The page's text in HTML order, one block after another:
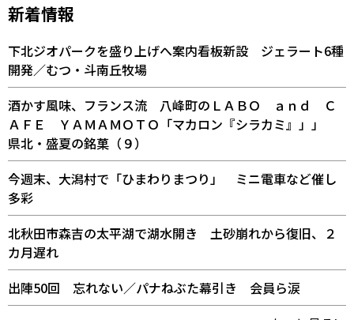
新着情報
下北ジオパークを盛り上げへ案内看板新設 ジェラート6種
開発／むつ・斗南丘牧場
酒かす風味、フランス流 八峰町のＬＡＢＯ ａｎｄ Ｃ
ＡＦＥ ＹＡＭＡＭＯＴＯ「マカロン『シラカミ』」」
県北・盛夏の銘菓（９）
今週末、大潟村で「ひまわりまつり」 ミニ電車など催し
多彩
北秋田市森吉の太平湖で湖水開き 土砂崩れから復旧、２
カ月遅れ
出陣50回 忘れない／パナねぶた幕引き 会員ら涙